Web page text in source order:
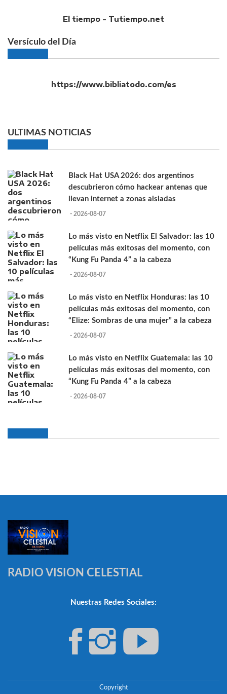
El tiempo - Tutiempo.net
Versículo del Día
https://www.bibliatodo.com/es
ULTIMAS NOTICIAS
Black Hat USA 2026: dos argentinos
descubrieron cómo hackear antenas que
llevan internet a zonas aisladas
- 2026-08-07
Lo más visto en Netflix El Salvador: las 10
películas más exitosas del momento, con
“Kung Fu Panda 4” a la cabeza
- 2026-08-07
Lo más visto en Netflix Honduras: las 10
películas más exitosas del momento, con
“Elize: Sombras de una mujer” a la cabeza
- 2026-08-07
Lo más visto en Netflix Guatemala: las 10
películas más exitosas del momento, con
“Kung Fu Panda 4” a la cabeza
- 2026-08-07
RADIO VISION CELESTIAL
Nuestras Redes Sociales:
Copyright